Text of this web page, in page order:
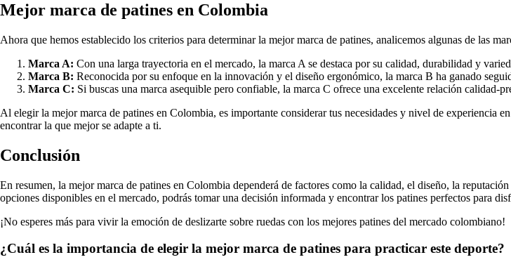
Mejor marca de patines en Colombia
Ahora que hemos establecido los criterios para determinar la mejor marca de patines, analicemos algunas de las
Marca A: Con una larga trayectoria en el mercado, la marca A se destaca por su calidad, durabilidad y
Marca B: Reconocida por su enfoque en la innovación y el diseño ergonómico, la marca B ha ganado
Marca C: Si buscas una marca asequible pero confiable, la marca C ofrece una excelente relación calidad-
Al elegir la mejor marca de patines en Colombia, es importante considerar tus necesidades y nivel de experiencia
encontrar la que mejor se adapte a ti.
Conclusión
En resumen, la mejor marca de patines en Colombia dependerá de factores como la calidad, el diseño, la
opciones disponibles en el mercado, podrás tomar una decisión informada y encontrar los patines perfectos para
¡No esperes más para vivir la emoción de deslizarte sobre ruedas con los mejores patines del mercado colombiano!
¿Cuál es la importancia de elegir la mejor marca de patines para practicar este deporte?